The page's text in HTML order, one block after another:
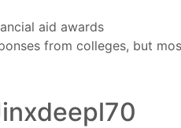
aid awards
from colleges, but